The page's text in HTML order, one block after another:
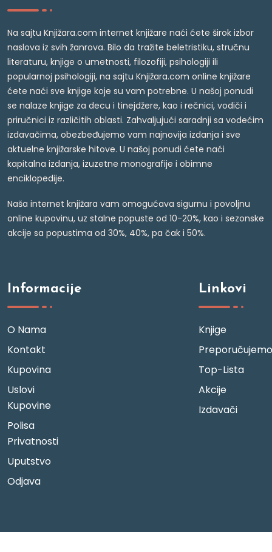
Na sajtu Knjižara.com internet knjižare naći ćete širok izbor
naslova iz svih žanrova. Bilo da tražite beletristiku, stručnu
literaturu, knjige o umetnosti, filozofiji, psihologiji ili
popularnoj psihologiji, na sajtu Knjižara.com online knjižare
ćete naći sve knjige koje su vam potrebne. U našoj ponudi
se nalaze knjige za decu i tinejdžere, kao i rečnici, vodiči i
priručnici iz različitih oblasti. Zahvaljujući saradnji sa vodećim
izdavačima, obezbeđujemo vam najnovija izdanja i sve
aktuelne knjižarske hitove. U našoj ponudi ćete naći
kapitalna izdanja, izuzetne monografije i obimne
enciklopedije.
Naša internet knjižara vam omogućava sigurnu i povoljnu
online kupovinu, uz stalne popuste od 10-20%, kao i sezonske
akcije sa popustima od 30%, 40%, pa čak i 50%.
Informacije
O Nama
Kontakt
Kupovina
Uslovi
Kupovine
Polisa
Privatnosti
Uputstvo
Odjava
Linkovi
Knjige
Preporučujemo
Top-Lista
Akcije
Izdavači